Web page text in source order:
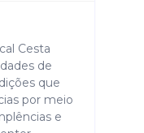
Cesta
de
que
por meio
e